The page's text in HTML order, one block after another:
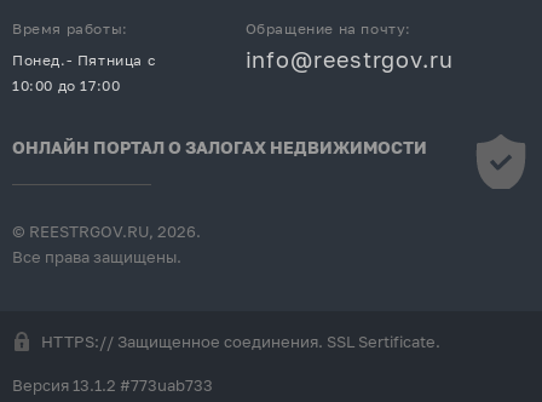
Время работы:
Понед.- Пятница с
10:00 до 17:00
Обращение на почту:
info@reestrgov.ru
ОНЛАЙН ПОРТАЛ О ЗАЛОГАХ НЕДВИЖИМОСТИ
© REESTRGOV.RU, 2026.
Все права защищены.
HTTPS:// Защищенное соединения. SSL Sertificate.
Версия 13.1.2 #773uab733